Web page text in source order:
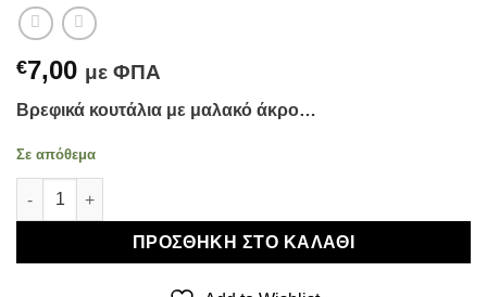
€7,00 με ΦΠΑ
Βρεφικά κουτάλια με μαλακό άκρο…
Σε απόθεμα
Munchkin 6 Soft Tip Spoons - Μαλακά Βρεφικά Κουτάλια
ΠΡΟΣΘΉΚΗ ΣΤΟ ΚΑΛΆΘΙ